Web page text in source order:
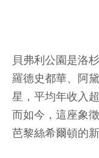
貝弗利公園是洛
羅德史都華、阿
星，平均年收入
而如今，這座象
芭黎絲希爾頓的新